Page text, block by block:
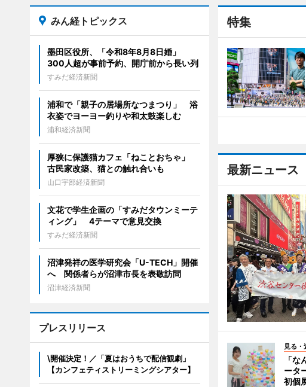
特集
最新ニュース
見る・
「
ータ
初個
みん経トピックス
墨田区役所、「令和8年8月8日婚」
300人超が事前予約、開庁前から長い列
すみだ経済新聞
浦和で「親子の居場所なつまつり」 浴
衣姿でヨーヨー釣りや和太鼓楽しむ
浦和経済新聞
厚狭に保護猫カフェ「ねことおちゃ」
古民家改築、猫との触れ合いも
山口宇部経済新聞
文花で学生企画の「すみだタウンミーテ
ィング」 4テーマで意見交換
すみだ経済新聞
沼津発祥の医学研究会「U-TECH」開催
へ 関係者らが沼津市長を表敬訪問
沼津経済新聞
プレスリリース
\開催決定！／「夏はおうちで配信観劇」
【カンフェティストリーミングシアター】